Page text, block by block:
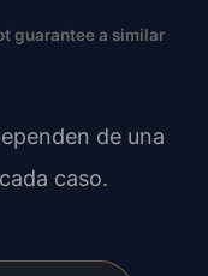
guarantee a similar
de una
caso.